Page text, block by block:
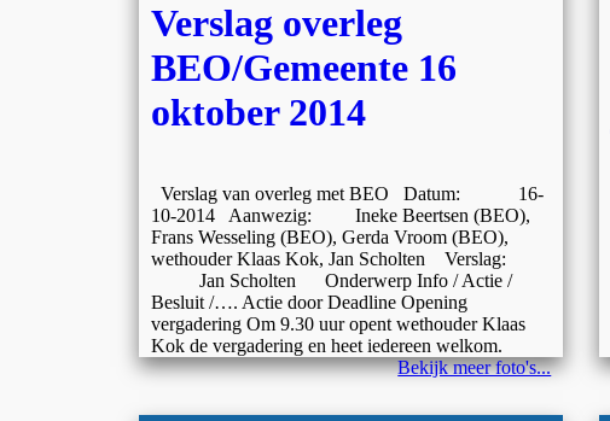
Verslag overleg
BEO/Gemeente 16
oktober 2014
Verslag van overleg met BEO Datum: 16-
10-2014 Aanwezig: Ineke Beertsen (BEO),
Frans Wesseling (BEO), Gerda Vroom (BEO),
wethouder Klaas Kok, Jan Scholten Verslag:
Jan Scholten Onderwerp Info / Actie /
Besluit /…. Actie door Deadline Opening
vergadering Om 9.30 uur opent wethouder Klaas
Kok de vergadering en heet iedereen welkom.
Bekijk meer foto's...